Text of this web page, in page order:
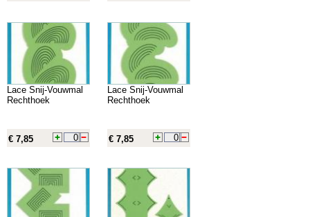
Lace Snij-Vouwmal
Rechthoek
€ 7,85
Lace Snij-Vouwmal
Rechthoek
€ 7,85